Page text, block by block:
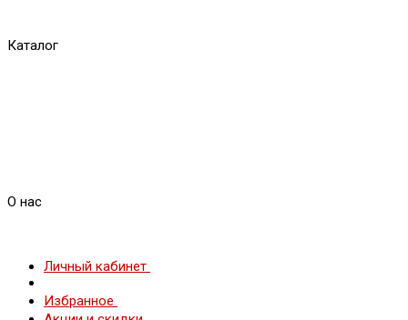
Каталог
О нас
Личный кабинет
Избранное